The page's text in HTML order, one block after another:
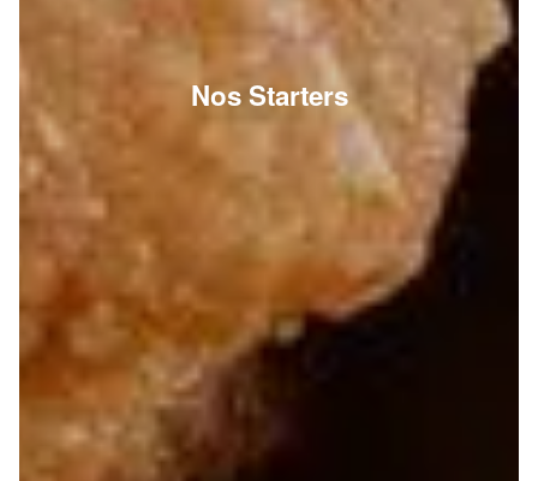
Nos Starters